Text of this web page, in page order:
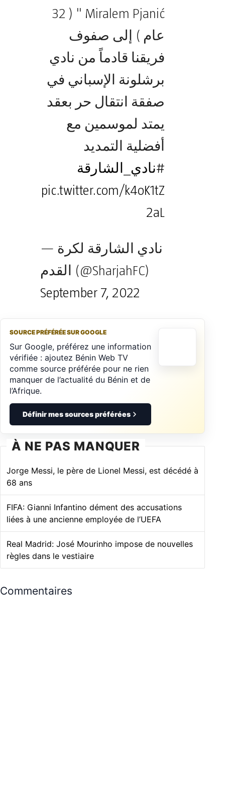
Miralem Pjanić " ( 32
عام ) إلى صفوف
فريقنا قادماً من نادي
برشلونة الإسباني في
صفقة انتقال حر بعقد
يمتد لموسمين مع
أفضلية التمديد
#نادي_الشارقة
pic.twitter.com/k4oK1tZ
2aL
— نادي الشارقة لكرة
القدم (@SharjahFC)
September 7, 2022
SOURCE PRÉFÉRÉE SUR GOOGLE
Sur Google, préférez une information
vérifiée : ajoutez Bénin Web TV
comme source préférée pour ne rien
manquer de l’actualité du Bénin et de
l’Afrique.
Définir mes sources préférées
À NE PAS MANQUER
Jorge Messi, le père de Lionel Messi, est décédé à
68 ans
FIFA: Gianni Infantino dément des accusations
liées à une ancienne employée de l’UEFA
Real Madrid: José Mourinho impose de nouvelles
règles dans le vestiaire
Commentaires